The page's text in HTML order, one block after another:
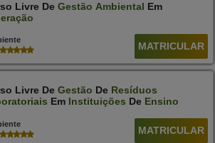
Livre De Gestão Ambiental Em
MATRICULAR
Livre De Gestão De Resíduos
Em Instituições De Ensino
MATRICULAR